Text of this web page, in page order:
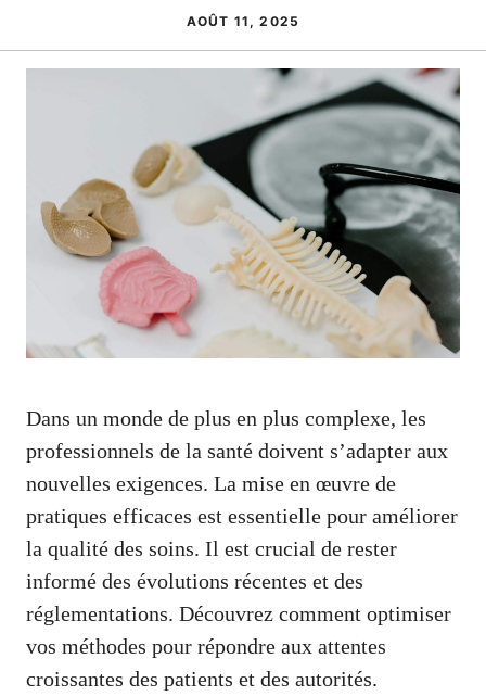
AOÛT 11, 2025
Dans un monde de plus en plus complexe, les
professionnels de la santé doivent s’adapter aux
nouvelles exigences. La mise en œuvre de
pratiques efficaces est essentielle pour améliorer
la qualité des soins. Il est crucial de rester
informé des évolutions récentes et des
réglementations. Découvrez comment optimiser
vos méthodes pour répondre aux attentes
croissantes des patients et des autorités.